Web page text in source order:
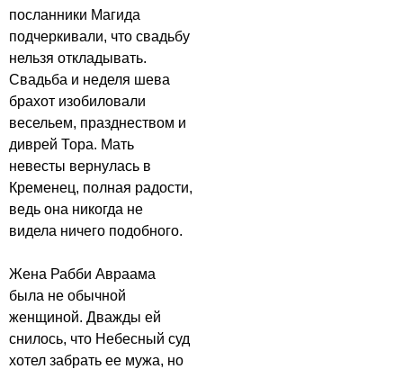
посланники Магида
подчеркивали, что свадьбу
нельзя откладывать.
Свадьба и неделя шева
брахот изобиловали
весельем, празднеством и
диврей Тора. Мать
невесты вернулась в
Кременец, полная радости,
ведь она никогда не
видела ничего подобного.
Жена Рабби Авраама
была не обычной
женщиной. Дважды ей
снилось, что Небесный суд
хотел забрать ее мужа, но